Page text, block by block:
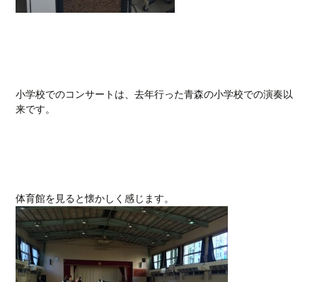
小学校でのコンサートは、去年行った青森の小学校での演奏以
来です。
体育館を見ると懐かしく感じます。